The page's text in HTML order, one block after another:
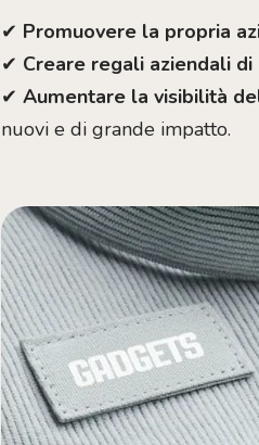
✔ Promuovere la propria
✔ Creare regali aziendali
✔ Aumentare la visibilità
nuovi e di grande impatto.